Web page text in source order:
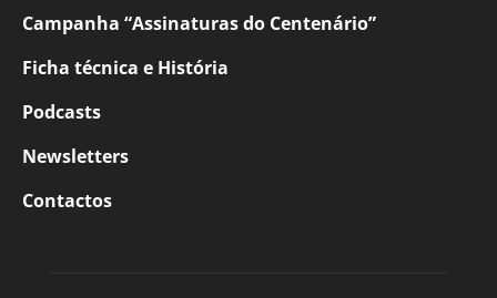
Campanha “Assinaturas do Centenário”
Ficha técnica e História
Podcasts
Newsletters
Contactos